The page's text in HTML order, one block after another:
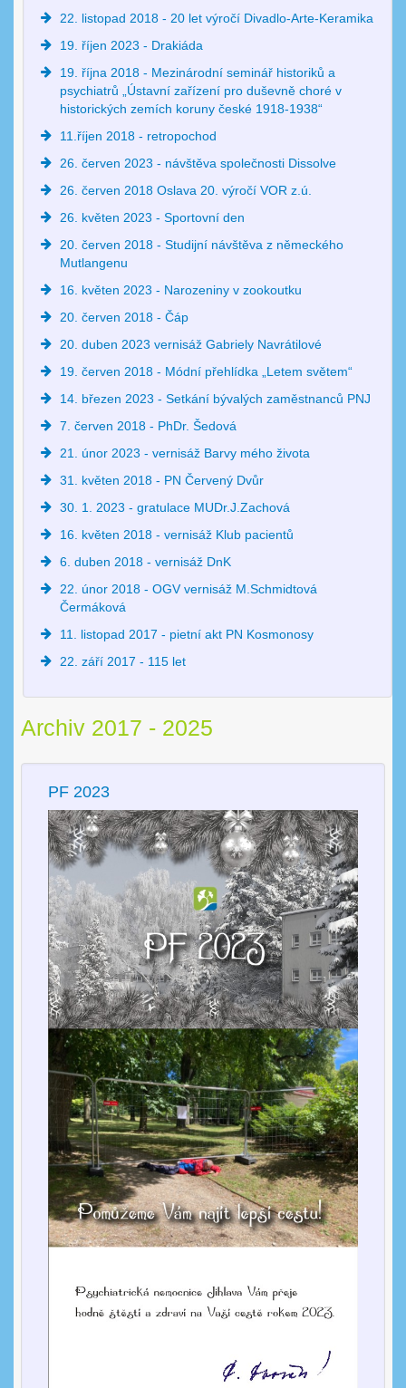
22. listopad 2018 - 20 let výročí Divadlo-Arte-Keramika
19. říjen 2023 - Drakiáda
19. října 2018 - Mezinárodní seminář historiků a
psychiatrů „Ústavní zařízení pro duševně choré v
historických zemích koruny české 1918-1938“
11.říjen 2018 - retropochod
26. červen 2023 - návštěva společnosti Dissolve
26. červen 2018 Oslava 20. výročí VOR z.ú.
26. květen 2023 - Sportovní den
20. červen 2018 - Studijní návštěva z německého
Mutlangenu
16. květen 2023 - Narozeniny v zookoutku
20. červen 2018 - Čáp
20. duben 2023 vernisáž Gabriely Navrátilové
19. červen 2018 - Módní přehlídka „Letem světem“
14. březen 2023 - Setkání bývalých zaměstnanců PNJ
7. červen 2018 - PhDr. Šedová
21. únor 2023 - vernisáž Barvy mého života
31. květen 2018 - PN Červený Dvůr
30. 1. 2023 - gratulace MUDr.J.Zachová
16. květen 2018 - vernisáž Klub pacientů
6. duben 2018 - vernisáž DnK
22. únor 2018 - OGV vernisáž M.Schmidtová
Čermáková
11. listopad 2017 - pietní akt PN Kosmonosy
22. září 2017 - 115 let
Archiv 2017 - 2025
PF 2023